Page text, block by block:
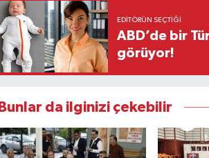
EDITÖRÜN SEÇTIĞI
ABD’de bir
görüyor!
Bunlar da ilginizi çekebilir